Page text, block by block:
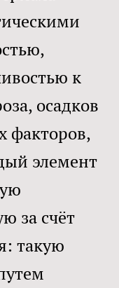
к
осадков
факторов,
элемент
за счёт
такую